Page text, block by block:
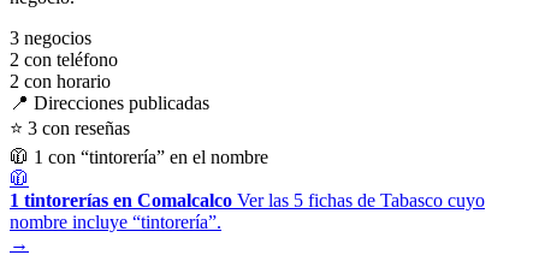
3 negocios
2 con teléfono
2 con horario
📍 Direcciones publicadas
⭐ 3 con reseñas
🧥 1 con “tintorería” en el nombre
🧥
1 tintorerías en Comalcalco Ver las 5 fichas de Tabasco cuyo
nombre incluye “tintorería”.
→